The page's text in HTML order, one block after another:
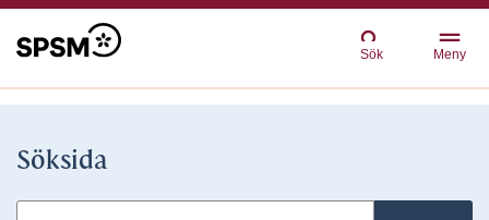
Sök Meny
Söksida